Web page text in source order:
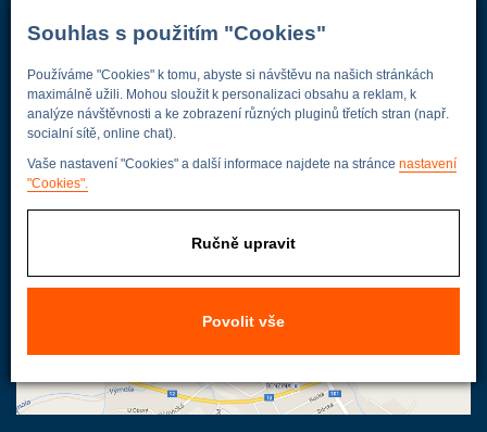
Souhlas s použitím "Cookies"
Používáme "Cookies" k tomu, abyste si návštěvu na našich stránkách
maximálně užili. Mohou sloužit k personalizaci obsahu a reklam, k
analýze návštěvnosti a ke zobrazení různých pluginů třetích stran (např.
socialní sítě, online chat).
Vaše nastavení "Cookies" a další informace najdete na stránce nastavení
"Cookies".
Ručně upravit
Povolit vše
Číslo certifikátu: 42014103
Adresa firmy
Wolkerova 433